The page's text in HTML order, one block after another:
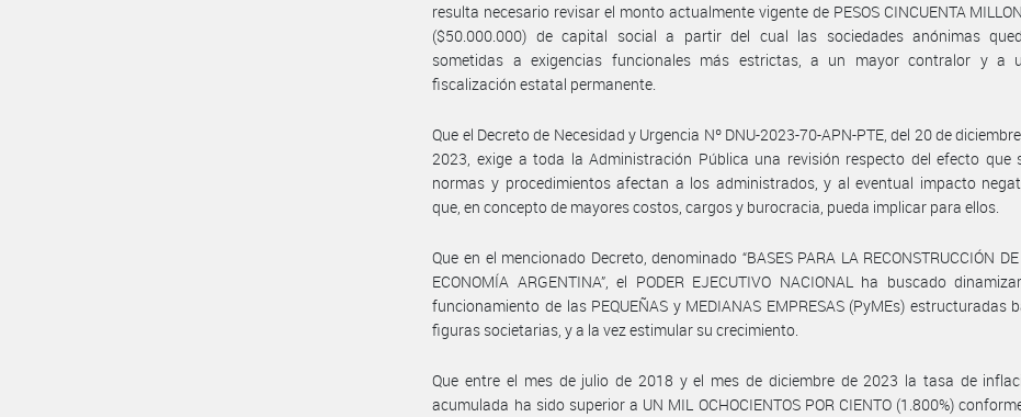
resulta necesario revisar el monto actualmente vigente de PESOS CINCUENTA
($50.000.000) de capital social a partir del cual las sociedades anónimas
sometidas a exigencias funcionales más estrictas, a un mayor contralor y a
fiscalización estatal permanente.
Que el Decreto de Necesidad y Urgencia Nº DNU-2023-70-APN-PTE, del 20 de
2023, exige a toda la Administración Pública una revisión respecto del efecto que
normas y procedimientos afectan a los administrados, y al eventual impacto
que, en concepto de mayores costos, cargos y burocracia, pueda implicar para ellos.
Que en el mencionado Decreto, denominado “BASES PARA LA RECONSTRUCCIÓN
ECONOMÍA ARGENTINA”, el PODER EJECUTIVO NACIONAL ha buscado
funcionamiento de las PEQUEÑAS y MEDIANAS EMPRESAS (PyMEs) estructuradas
figuras societarias, y a la vez estimular su crecimiento.
Que entre el mes de julio de 2018 y el mes de diciembre de 2023 la tasa de
acumulada ha sido superior a UN MIL OCHOCIENTOS POR CIENTO (1.800%)